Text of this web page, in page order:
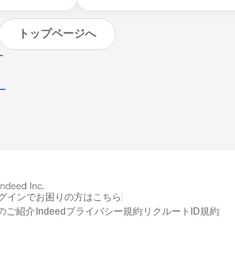
トップページへ
新卒情報サイトへ遷移します
インでお困りの方はこちら
ご紹介 Indeedプライバシー規約 リクルートID規約